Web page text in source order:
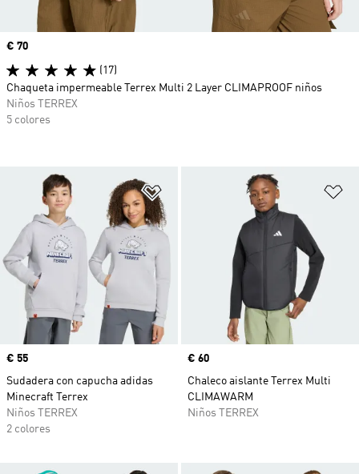
Añadir a la lista de deseos
Precio
€ 55
Sudadera con capucha adidas
Minecraft Terrex
Niños TERREX
2 colores
Precio
€ 60
Chaleco aislante Terrex Multi
CLIMAWARM
Niños TERREX
Precio
€ 70
(17)
Chaqueta impermeable Terrex Multi 2 Layer CLIMAPROOF niños
Niños TERREX
5 colores